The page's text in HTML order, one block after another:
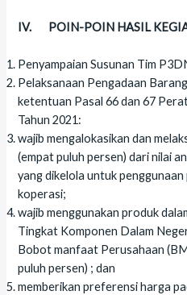
IV. POIN-POIN HASIL
Penyampaian Susunan Tim
Pelaksanaan Pengadaan
ketentuan Pasal 66 dan 67
Tahun 2021:
wajib mengalokasikan dan
(empat puluh persen) dari nilai
yang dikelola untuk
koperasi;
wajib menggunakan produk
Tingkat Komponen Dalam
Bobot manfaat Perusahaan
puluh persen) ; dan
memberikan preferensi harga